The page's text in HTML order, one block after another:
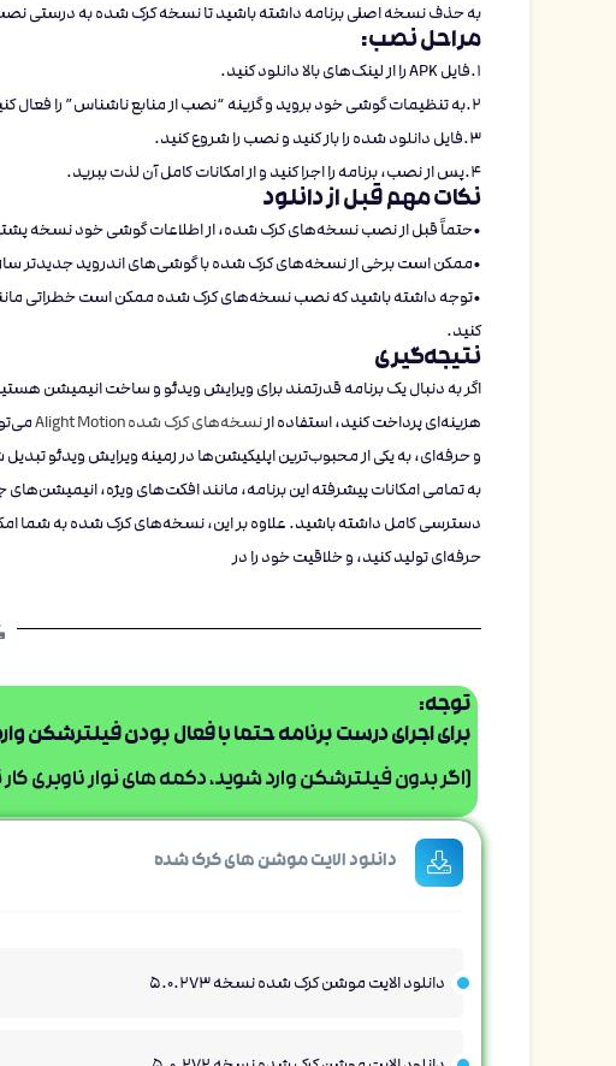
به حذف نسخه اصلی برنامه داشته باشید تا نسخه کرک شده به درستی
مراحل نصب:
1.فایل APK را از لینک‌های بالا دانلود کنید.
2.به تنظیمات گوشی خود بروید و گزینه “نصب از منابع ناشناس” را فعال کنید.
3.فایل دانلود شده را باز کنید و نصب را شروع کنید.
4.پس از نصب، برنامه را اجرا کنید و از امکانات کامل آن لذت ببرید.
نکات مهم قبل از دانلود
•حتماً قبل از نصب نسخه‌های کرک شده، از اطلاعات گوشی خود نسخه
•ممکن است برخی از نسخه‌های کرک شده با گوشی‌های اندروید جدیدتر
•توجه داشته باشید که نصب نسخه‌های کرک شده ممکن است خطراتی مانند
کنید.
نتیجه‌گیری
اگر به دنبال یک برنامه قدرتمند برای ویرایش ویدئو و ساخت انیمیشن
هزینه‌ای پرداخت کنید، استفاده ازنسخه‌های کرک شده Alight Motion
به تمامی امکانات پیشرفته این برنامه، مانند افکت‌های ویژه،
دسترسی کامل داشته باشید. علاوه بر این، نسخه‌های کرک شده به شما
حرفه‌ای تولید کنید، و خلاقیت خود را در
توجه:
برای اجرای درست برنامه حتما با فعال بودن فیلترشکن
[اگر بدون فیلترشکن وارد شوید، دکمه های نوار ناوبری
دانلود الایت موشن های کرک شده
دانلود الایت موشن کرک شده نسخه 5.0.273